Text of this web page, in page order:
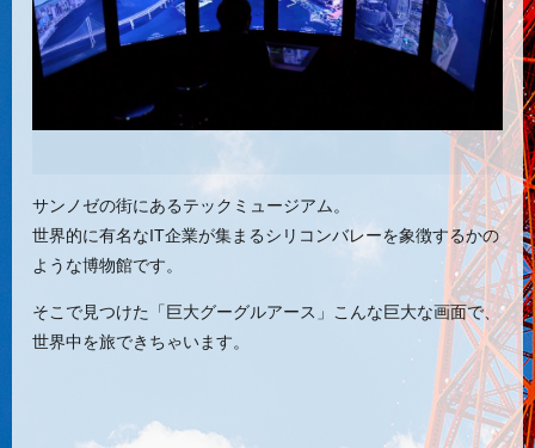
サンノゼの街にあるテックミュージアム。
世界的に有名なIT企業が集まるシリコンバレーを象徴するかの
ような博物館です。
そこで見つけた「巨大グーグルアース」こんな巨大な画面で、
世界中を旅できちゃいます。